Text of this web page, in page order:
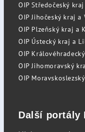
OIP Středočeský kraj
OIP Jihočeský kraj a
OIP Plzeňský kraj a
OIP Ústecký kraj a
OIP
OIP Jihomoravský
OIP
Další portály